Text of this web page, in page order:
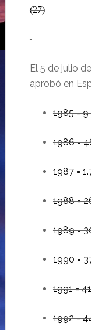
(27)
El 5 de julio
aprobó en
1985=
1986 =
1987 =
1988 =
1989 =
1990 =
1991 =
1992 =